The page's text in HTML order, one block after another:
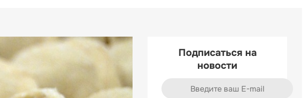
Подписаться на
новости